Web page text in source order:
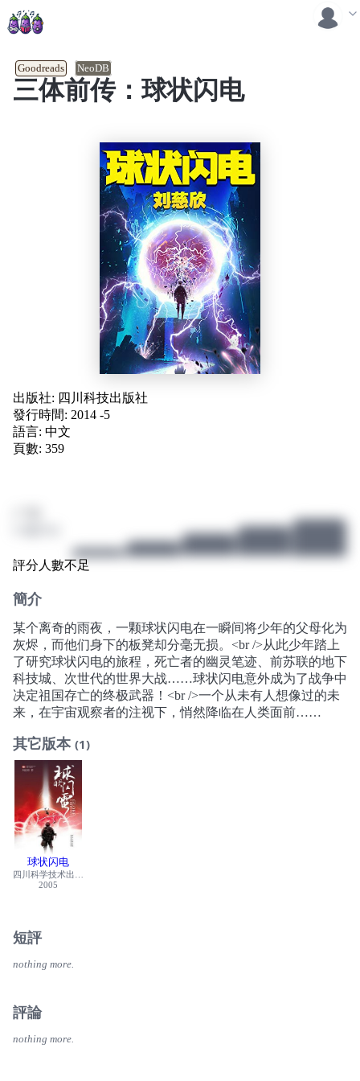
三体前传：球状闪电
Goodreads NeoDB
出版社: 四川科技出版社
發行時間: 2014 -5
語言: 中文
頁數: 359
評分人數不足
簡介
某个离奇的雨夜，一颗球状闪电在一瞬间将少年的父母化为
灰烬，而他们身下的板凳却分毫无损。<br />从此少年踏上
了研究球状闪电的旅程，死亡者的幽灵笔迹、前苏联的地下
科技城、次世代的世界大战……球状闪电意外成为了战争中
决定祖国存亡的终极武器！<br />一个从未有人想像过的未
来，在宇宙观察者的注视下，悄然降临在人类面前……
其它版本 (1)
球状闪电
四川科学技术出版社
2005
短評
nothing more.
評論
nothing more.